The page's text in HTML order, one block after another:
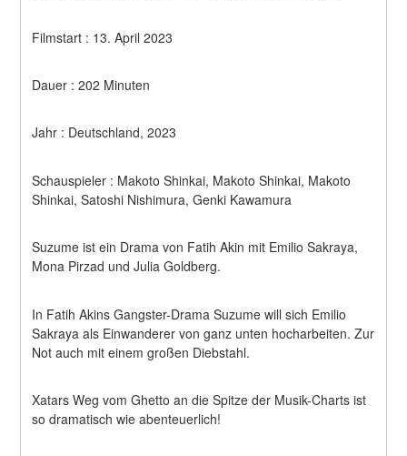
Filmstart : 13. April 2023
Dauer : 202 Minuten
Jahr : Deutschland, 2023
Schauspieler : Makoto Shinkai, Makoto Shinkai, Makoto
Shinkai, Satoshi Nishimura, Genki Kawamura
Suzume ist ein Drama von Fatih Akin mit Emilio Sakraya,
Mona Pirzad und Julia Goldberg.
In Fatih Akins Gangster-Drama Suzume will sich Emilio
Sakraya als Einwanderer von ganz unten hocharbeiten. Zur
Not auch mit einem großen Diebstahl.
Xatars Weg vom Ghetto an die Spitze der Musik-Charts ist
so dramatisch wie abenteuerlich!